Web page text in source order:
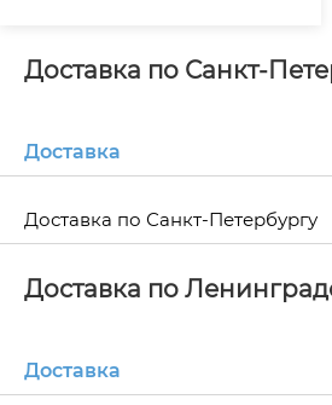
Доставка по Санкт-
Доставка
Доставка по Санкт-Петербургу
Доставка по
Доставка